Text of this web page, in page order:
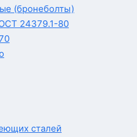
(бронеболты)
24379.1-80
сталей